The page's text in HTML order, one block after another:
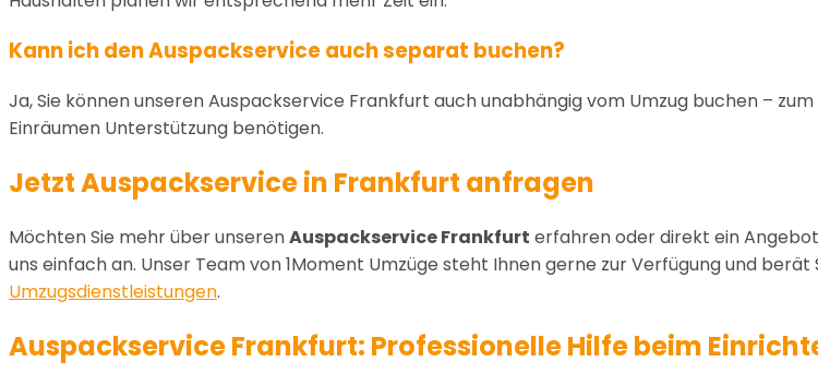
Kann ich den Auspackservice auch separat buchen?
Ja, Sie können unseren Auspackservice Frankfurt auch unabhängig vom Umzug buchen –
Einräumen Unterstützung benötigen.
Jetzt Auspackservice in Frankfurt anfragen
Möchten Sie mehr über unserenAuspackservice Frankfurt erfahren oder direkt ein
uns einfach an. Unser Team von 1Moment Umzüge steht Ihnen gerne zur Verfügung und
Umzugsdienstleistungen.
Auspackservice Frankfurt: Professionelle Hilfe beim